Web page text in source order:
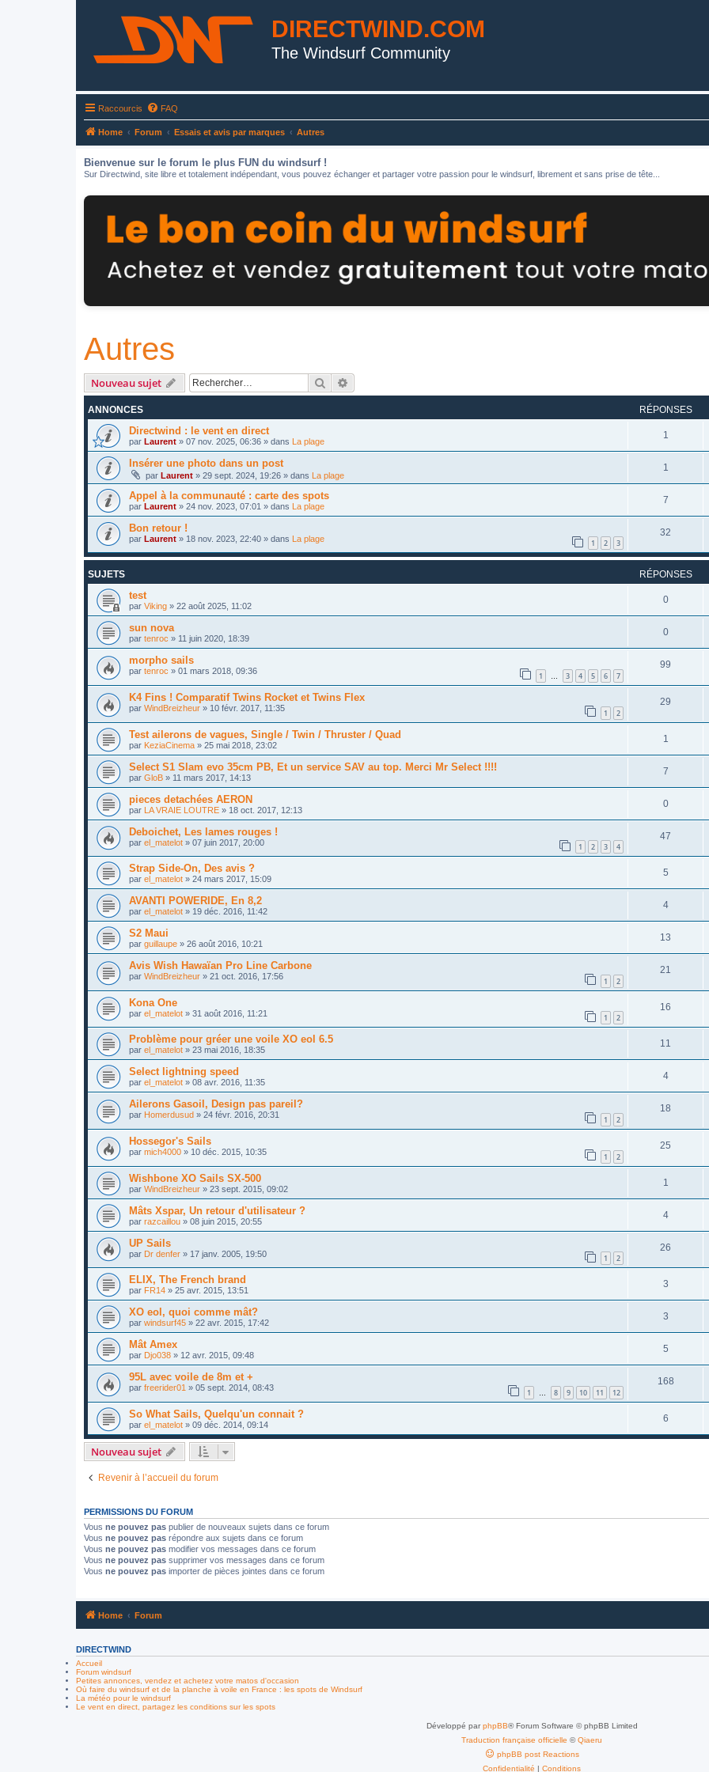
DIRECTWIND.COM
The Windsurf Community
Raccourcis FAQ
Home Forum Essais et avis par marques Autres
Bienvenue sur le forum le plus FUN du windsurf !
Sur Directwind, site libre et totalement indépendant, vous pouvez échanger et partager votre passion pour le windsurf, librement et sans prise de tête...
Autres
Nouveau sujet Rechercher
ANNONCES RÉPONSES
Directwind : le vent en direct
par Laurent » 07 nov. 2025, 06:36 » dans La plage
1
Insérer une photo dans un post
par Laurent » 29 sept. 2024, 19:26 » dans La plage
1
Appel à la communauté : carte des spots
par Laurent » 24 nov. 2023, 07:01 » dans La plage
7
Bon retour !
par Laurent » 18 nov. 2023, 22:40 » dans La plage 1 2 3
32
SUJETS RÉPONSES
test
par Viking » 22 août 2025, 11:02
0
sun nova
par tenroc » 11 juin 2020, 18:39
0
morpho sails
par tenroc » 01 mars 2018, 09:36 1 … 3 4 5 6 7
99
K4 Fins ! Comparatif Twins Rocket et Twins Flex
par WindBreizheur » 10 févr. 2017, 11:35 1 2
29
Test ailerons de vagues, Single / Twin / Thruster / Quad
par KeziaCinema » 25 mai 2018, 23:02
1
Select S1 Slam evo 35cm PB, Et un service SAV au top. Merci Mr Select !!!!
par GloB » 11 mars 2017, 14:13
7
pieces detachées AERON
par LA VRAIE LOUTRE » 18 oct. 2017, 12:13
0
Deboichet, Les lames rouges !
par el_matelot » 07 juin 2017, 20:00 1 2 3 4
47
Strap Side-On, Des avis ?
par el_matelot » 24 mars 2017, 15:09
5
AVANTI POWERIDE, En 8,2
par el_matelot » 19 déc. 2016, 11:42
4
S2 Maui
par guillaupe » 26 août 2016, 10:21
13
Avis Wish Hawaïan Pro Line Carbone
par WindBreizheur » 21 oct. 2016, 17:56 1 2
21
Kona One
par el_matelot » 31 août 2016, 11:21 1 2
16
Problème pour gréer une voile XO eol 6.5
par el_matelot » 23 mai 2016, 18:35
11
Select lightning speed
par el_matelot » 08 avr. 2016, 11:35
4
Ailerons Gasoil, Design pas pareil?
par Homerdusud » 24 févr. 2016, 20:31 1 2
18
Hossegor's Sails
par mich4000 » 10 déc. 2015, 10:35 1 2
25
Wishbone XO Sails SX-500
par WindBreizheur » 23 sept. 2015, 09:02
1
Mâts Xspar, Un retour d'utilisateur ?
par razcaillou » 08 juin 2015, 20:55
4
UP Sails
par Dr denfer » 17 janv. 2005, 19:50 1 2
26
ELIX, The French brand
par FR14 » 25 avr. 2015, 13:51
3
XO eol, quoi comme mât?
par windsurf45 » 22 avr. 2015, 17:42
3
Mât Amex
par Djo038 » 12 avr. 2015, 09:48
5
95L avec voile de 8m et +
par freerider01 » 05 sept. 2014, 08:43 1 … 8 9 10 11 12
168
So What Sails, Quelqu'un connait ?
par el_matelot » 09 déc. 2014, 09:14
6
Nouveau sujet
Revenir à l’accueil du forum
PERMISSIONS DU FORUM
Vous ne pouvez pas publier de nouveaux sujets dans ce forum
Vous ne pouvez pas répondre aux sujets dans ce forum
Vous ne pouvez pas modifier vos messages dans ce forum
Vous ne pouvez pas supprimer vos messages dans ce forum
Vous ne pouvez pas importer de pièces jointes dans ce forum
Home Forum
DIRECTWIND
Accueil
Forum windsurf
Petites annonces, vendez et achetez votre matos d'occasion
Où faire du windsurf et de la planche à voile en France : les spots de Windsurf
La météo pour le windsurf
Le vent en direct, partagez les conditions sur les spots
Développé parphpBB® Forum Software © phpBB Limited
Traduction française officielle ©Qiaeru
phpBB post Reactions
Confidentialité | Conditions